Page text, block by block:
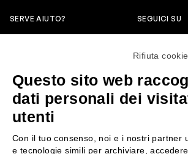
SERVE AIUTO?
servizioclienti@rossiprofumi.it
SEGUICI SU
SERVIZIO CLIENTI
Resi e rimborsi Chi siamo
Rifiuta
Questo sito web
dati personali dei
utenti
Con il tuo consenso, noi e i nostri partner
e tecnologie simili per archiviare,